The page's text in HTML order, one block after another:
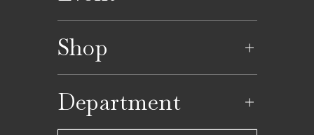
イベントカレンダー
Shop
レストラン一覧
Department